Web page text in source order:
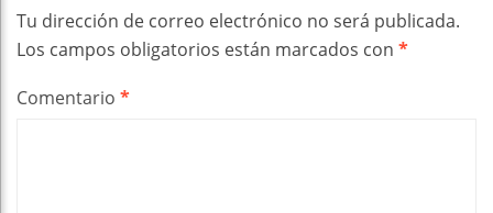
Tu dirección de correo electrónico no será publicada.
Los campos obligatorios están marcados con *
Comentario *